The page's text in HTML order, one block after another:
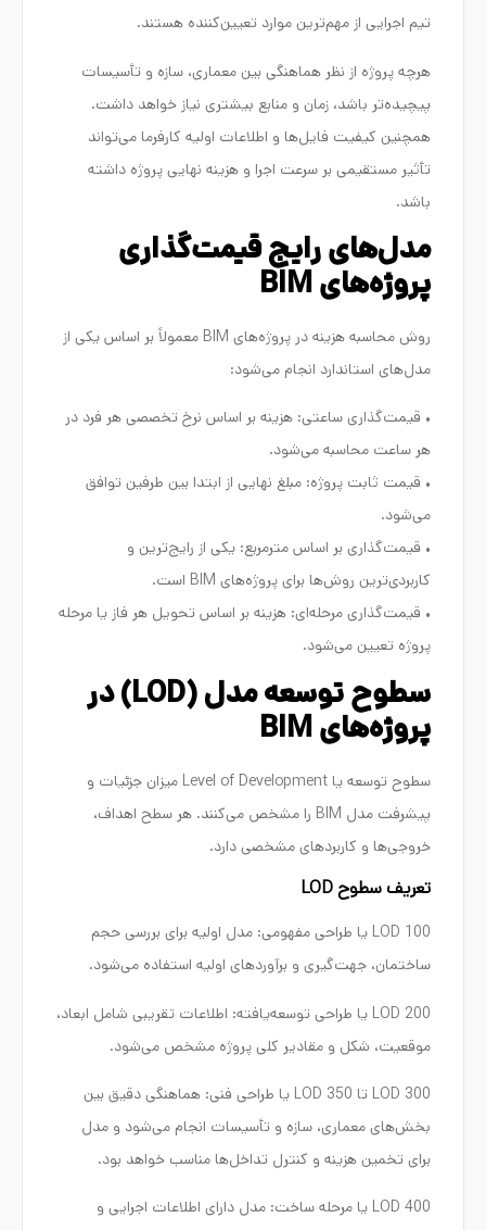
تیم اجرایی از مهم‌ترین موارد تعیین‌کننده هستند.
هرچه پروژه از نظر هماهنگی بین معماری، سازه و تأسیسات
پیچیده‌تر باشد، زمان و منابع بیشتری نیاز خواهد داشت.
همچنین کیفیت فایل‌ها و اطلاعات اولیه کارفرما می‌تواند
تأثیر مستقیمی بر سرعت اجرا و هزینه نهایی پروژه داشته
باشد.
مدل‌های رایج قیمت‌گذاری
پروژه‌های BIM
روش محاسبه هزینه در پروژه‌های BIM معمولاً بر اساس یکی از
مدل‌های استاندارد انجام می‌شود:
• قیمت‌گذاری ساعتی: هزینه بر اساس نرخ تخصصی هر فرد در
هر ساعت محاسبه می‌شود.
• قیمت ثابت پروژه: مبلغ نهایی از ابتدا بین طرفین توافق
می‌شود.
• قیمت‌گذاری بر اساس مترمربع: یکی از رایج‌ترین و
کاربردی‌ترین روش‌ها برای پروژه‌های BIM است.
• قیمت‌گذاری مرحله‌ای: هزینه بر اساس تحویل هر فاز یا مرحله
پروژه تعیین می‌شود.
سطوح توسعه مدل (LOD) در
پروژه‌های BIM
سطوح توسعه یا Level of Development میزان جزئیات و
پیشرفت مدل BIM را مشخص می‌کنند. هر سطح اهداف،
خروجی‌ها و کاربردهای مشخصی دارد.
تعریف سطوح LOD
LOD 100 یا طراحی مفهومی: مدل اولیه برای بررسی حجم
ساختمان، جهت‌گیری و برآوردهای اولیه استفاده می‌شود.
LOD 200 یا طراحی توسعه‌یافته: اطلاعات تقریبی شامل ابعاد،
موقعیت، شکل و مقادیر کلی پروژه مشخص می‌شود.
LOD 300 تا LOD 350 یا طراحی فنی: هماهنگی دقیق بین
بخش‌های معماری، سازه و تأسیسات انجام می‌شود و مدل
برای تخمین هزینه و کنترل تداخل‌ها مناسب خواهد بود.
LOD 400 یا مرحله ساخت: مدل دارای اطلاعات اجرایی و